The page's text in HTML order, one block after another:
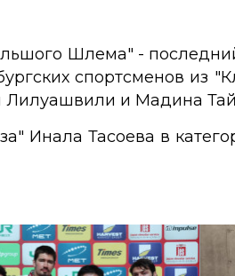
Шлема" -
спортсменов из
Лилуашвили и Мадина
Инала Тасоева в